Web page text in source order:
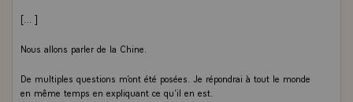
[…]
Nous allons parler de la Chine.
De multiples questions m’ont été posées. Je répondrai à tout le monde
en même temps en expliquant ce qu’il en est.